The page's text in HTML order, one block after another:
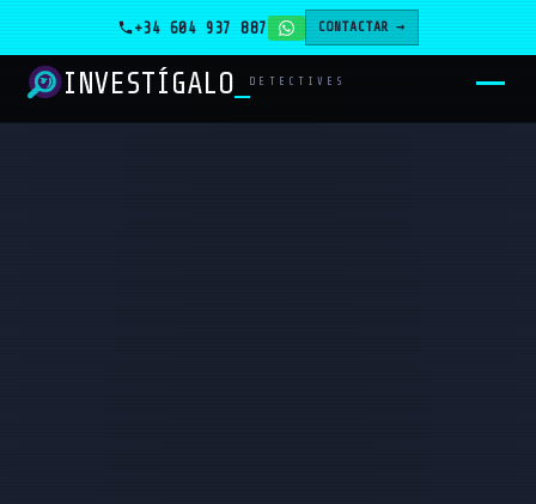
+34 604 937 887 CONTACTAR →
INVESTÍGALO DETECTIVES